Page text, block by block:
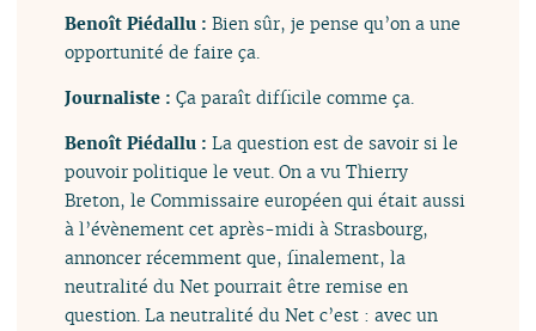
Benoît Piédallu :Bien sûr, je pense qu’on a une
opportunité de faire ça.
Journaliste :Ça paraît difficile comme ça.
Benoît Piédallu :La question est de savoir si le
pouvoir politique le veut. On a vu Thierry
Breton, le Commissaire européen qui était aussi
à l’évènement cet après-midi à Strasbourg,
annoncer récemment que, finalement, la
neutralité du Net pourrait être remise en
question. La neutralité du Net c’est : avec un